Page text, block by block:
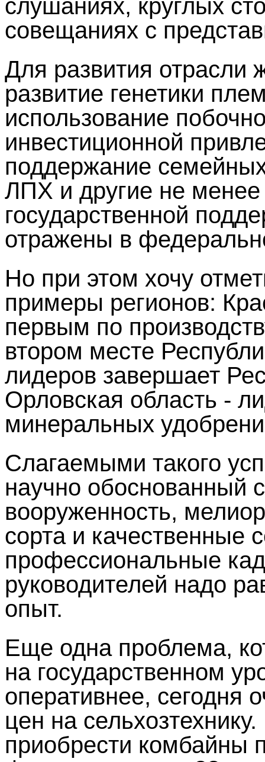
слушаниях, круглых
совещаниях с
Для развития отрасли
развитие генетики
использование
инвестиционной
поддержание
ЛПХ и другие не
государственной
отражены в
Но при этом хочу
примеры регионов:
первым по
втором месте
лидеров завершает
Орловская область -
минеральных
Слагаемыми такого
научно обоснованный
вооруженность,
сорта и качественные
профессиональные
руководителей надо
опыт.
Еще одна проблема,
на государственном
оперативнее, сегодня
цен на
приобрести комбайны